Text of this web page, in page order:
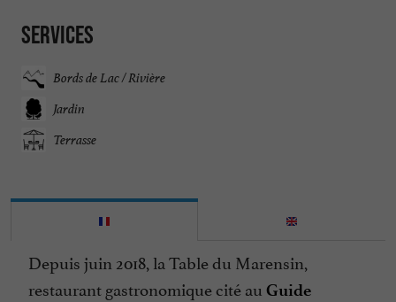
Services
Bords de Lac / Rivière
Jardin
Terrasse
Depuis juin 2018, la Table du Marensin,
restaurant gastronomique cité au Guide